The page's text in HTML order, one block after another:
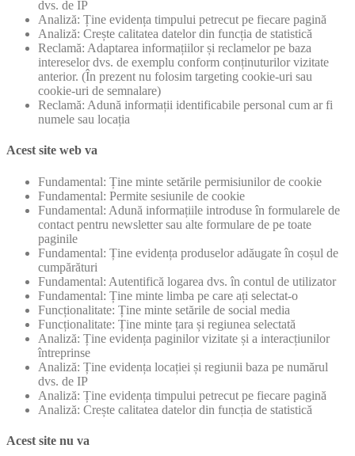
dvs. de IP
Analiză: Ține evidența timpului petrecut pe fiecare pagină
Analiză: Crește calitatea datelor din funcția de statistică
Reclamă: Adaptarea informațiilor și reclamelor pe baza
intereselor dvs. de exemplu conform conținuturilor vizitate
anterior. (În prezent nu folosim targeting cookie-uri sau
cookie-uri de semnalare)
Reclamă: Adună informații identificabile personal cum ar fi
numele sau locația
Acest site web va
Fundamental: Ține minte setările permisiunilor de cookie
Fundamental: Permite sesiunile de cookie
Fundamental: Adună informațiile introduse în formularele de
contact pentru newsletter sau alte formulare de pe toate
paginile
Fundamental: Ține evidența produselor adăugate în coșul de
cumpărături
Fundamental: Autentifică logarea dvs. în contul de utilizator
Fundamental: Ține minte limba pe care ați selectat-o
Funcționalitate: Ține minte setările de social media
Funcționalitate: Ține minte țara și regiunea selectată
Analiză: Ține evidența paginilor vizitate și a interacțiunilor
întreprinse
Analiză: Ține evidența locației și regiunii baza pe numărul
dvs. de IP
Analiză: Ține evidența timpului petrecut pe fiecare pagină
Analiză: Crește calitatea datelor din funcția de statistică
Acest site nu va